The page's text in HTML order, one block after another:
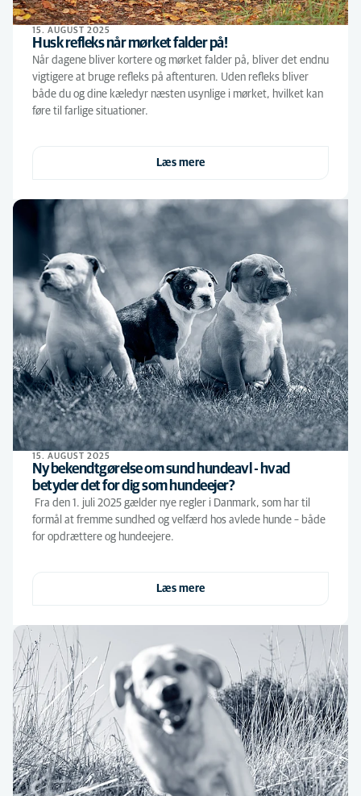
15. AUGUST 2025
Husk refleks når mørket falder på!
Når dagene bliver kortere og mørket falder på, bliver det endnu
vigtigere at bruge refleks på aftenturen. Uden refleks bliver
både du og dine kæledyr næsten usynlige i mørket, hvilket kan
føre til farlige situationer.
Læs mere
15. AUGUST 2025
Ny bekendtgørelse om sund hundeavl - hvad
betyder det for dig som hundeejer?
Fra den 1. juli 2025 gælder nye regler i Danmark, som har til
formål at fremme sundhed og velfærd hos avlede hunde – både
for opdrættere og hundeejere.
Læs mere